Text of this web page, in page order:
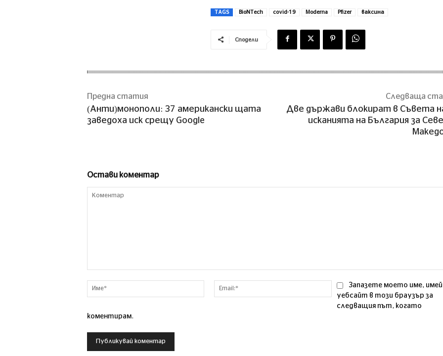
TAGS BioNTech covid-19 Moderna Pfizer ваксина
Сподели
Предна статия
(Анти)монополи: 37 американски щата
заведоха иск срещу Google
Следваща
Две държави блокират в Съвета
исканията на България за
Остави коментар
Име*
Email:*Запазете моето име,
уебсайт в този браузър за
следващия път, когато
коментирам.